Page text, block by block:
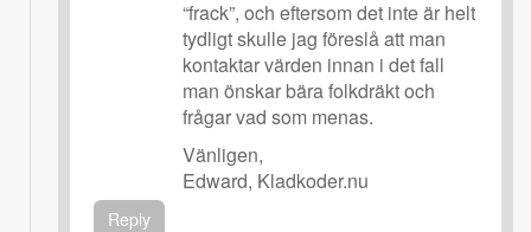
“frack”, och eftersom det inte är helt
tydligt skulle jag föreslå att man
kontaktar värden innan i det fall
man önskar bära folkdräkt och
frågar vad som menas.
Vänligen,
Edward, Kladkoder.nu
Reply